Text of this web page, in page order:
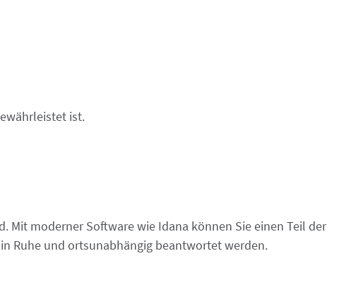
ist.
moderner Software wie Idana können Sie einen Teil der
Ruhe und ortsunabhängig beantwortet werden.